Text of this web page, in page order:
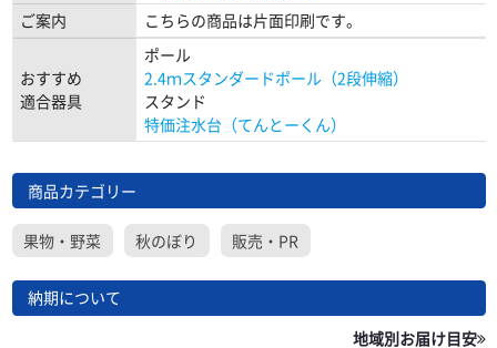
ご案内
こちらの商品は片面印刷です。
おすすめ
適合器具
ポール
2.4ｍスタンダードポール（2段伸縮）
スタンド
特価注水台（てんとーくん）
商品カテゴリー
果物・野菜 秋のぼり 販売・PR
納期について
地域別お届け目安